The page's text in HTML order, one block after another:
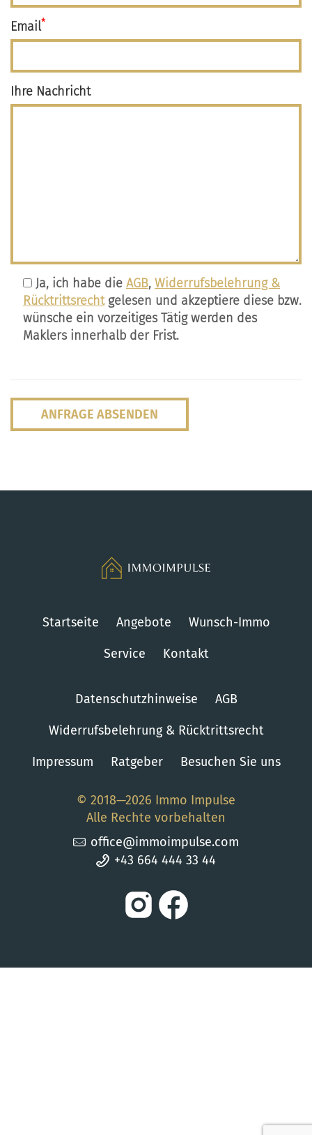
Email*
Ihre Nachricht
Ja, ich habe die AGB, Widerrufsbelehrung &
Rücktrittsrechtgelesen und akzeptiere diese bzw.
wünsche ein vorzeitiges Tätig werden des
Maklers innerhalb der Frist.
Startseite Angebote Wunsch-Immo
Service Kontakt
Datenschutzhinweise AGB
Widerrufsbelehrung & Rücktrittsrecht
Impressum Ratgeber Besuchen Sie uns
© 2018—2026 Immo Impulse
Alle Rechte vorbehalten
office@immoimpulse.com
+43 664 444 33 44